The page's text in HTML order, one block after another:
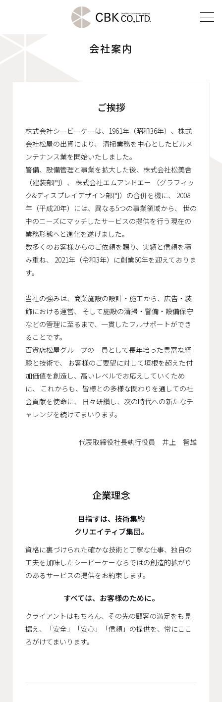
ビルメンテナンス部門
会社案内
ご挨拶
企業理念
会社概要
沿革
役員一覧
グループ会社
アクセス
採用情報
協力会社・スタッフ募集
お問い合わせ
会社案内
ご挨拶
株式会社シービーケーは、1961年（昭和36年）、株式
会社松屋の出資により、 清掃業務を中心としたビルメ
ンテナンス業を開始いたしました。
警備、設備管理と事業を拡大した後、株式会社松美舎
（建装部門）、 株式会社エムアンドエー （グラフィッ
ク&ディスプレイデザイン部門）の合併を機に、
2008
年（平成20年）には、異なる5つの事業領域から、 世の
中のニーズにマッチしたサービスの提供を行う現在の
業務形態へと進化を遂げました。
数多くのお客様からのご依頼を賜り、実績と信頼を積
み重ね、
2021年（令和3年）に創業60年を迎えておりま
す。
当社の強みは、商業施設の設計・施工から、広告・装
飾における運営、
そして施設の清掃・警備・設備保守
などの管理に至るまで、一貫したフルサポートができ
ることです。
百貨店松屋グループの一員として長年培った豊富な経
験と技術で、
お客様のご要望に対して垣根を超えた付
加価値を創造し、高いレベルでお応えしていくため
に、
これからも、皆様との多様な関わりを通しての社
会貢献を使命に、
日々研鑽し、次の時代への新たなチ
ャレンジを続けてまいります。
代表取締役社長執行役員 井上 智雄
企業理念
目指すは、技術集約
クリエイティブ集団。
資格に裏づけられた確かな技術と丁寧な仕事、独自の
工夫を加味したシービーケーならではの創造的拡がり
のあるサービスの提供をお約束します。
すべては、お客様のために。
クライアントはもちろん、その先の顧客の満足をも見
据え、「安全」「安心」「信頼」の提供を、常にここ
ろがけてまいります。